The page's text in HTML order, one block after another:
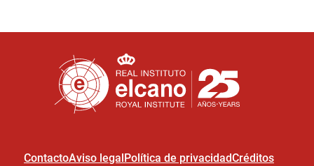
ContactoAviso legalPolítica de privacidadCréditos